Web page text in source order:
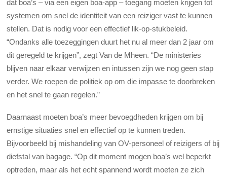
dat boa’s – via een eigen boa-app – toegang moeten krijgen tot
systemen om snel de identiteit van een reiziger vast te kunnen
stellen. Dat is nodig voor een effectief lik-op-stukbeleid.
“Ondanks alle toezeggingen duurt het nu al meer dan 2 jaar om
dit geregeld te krijgen”, zegt Van de Mheen. “De ministeries
blijven naar elkaar verwijzen en intussen zijn we nog geen stap
verder. We roepen de politiek op om die impasse te doorbreken
en het snel te gaan regelen.”
Daarnaast moeten boa’s meer bevoegdheden krijgen om bij
ernstige situaties snel en effectief op te kunnen treden.
Bijvoorbeeld bij mishandeling van OV-personeel of reizigers of bij
diefstal van bagage. “Op dit moment mogen boa’s wel beperkt
optreden, maar als het echt spannend wordt moeten ze zich